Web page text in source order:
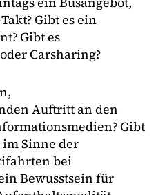
Gibt es ein
Gibt es
Carsharing?
Auftritt an den
Gibt
Sinne der
bei
Bewusstsein für